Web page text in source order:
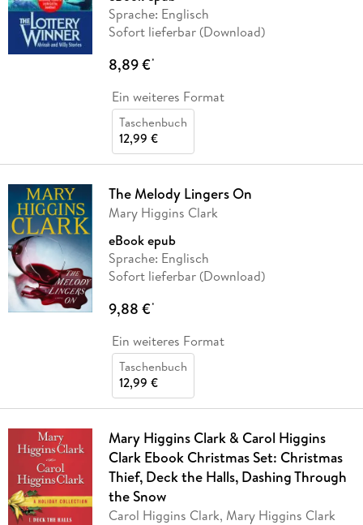
Sprache: Englisch
Sofort lieferbar (Download)
8,89 €*
Ein weiteres Format
Taschenbuch
12,99 €
The Melody Lingers On
Mary Higgins Clark
eBook epub
Sprache: Englisch
Sofort lieferbar (Download)
9,88 €*
Ein weiteres Format
Taschenbuch
12,99 €
Mary Higgins Clark & Carol Higgins
Clark Ebook Christmas Set: Christmas
Thief, Deck the Halls, Dashing Through
the Snow
Carol Higgins Clark, Mary Higgins Clark